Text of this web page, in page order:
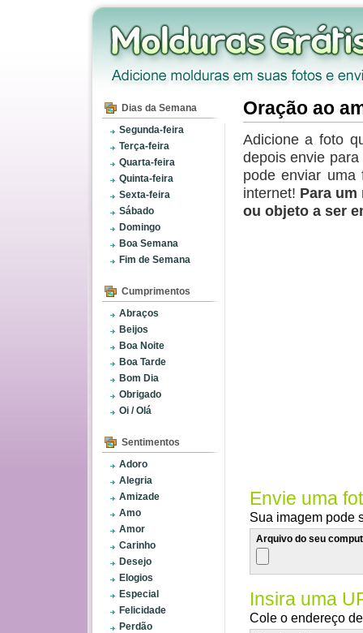
Dias da Semana
Segunda-feira
Terça-feira
Quarta-feira
Quinta-feira
Sexta-feira
Sábado
Domingo
Boa Semana
Fim de Semana
Cumprimentos
Abraços
Beijos
Boa Noite
Boa Tarde
Bom Dia
Obrigado
Oi / Olá
Sentimentos
Adoro
Alegria
Amizade
Amo
Amor
Carinho
Desejo
Elogios
Especial
Felicidade
Perdão
Oração ao
Adicione a foto
depois envie
pode enviar
internet! Para
ou objeto a ser
Envie uma
Sua imagem pode
Arquivo do seu
Insira uma
Cole o endereço